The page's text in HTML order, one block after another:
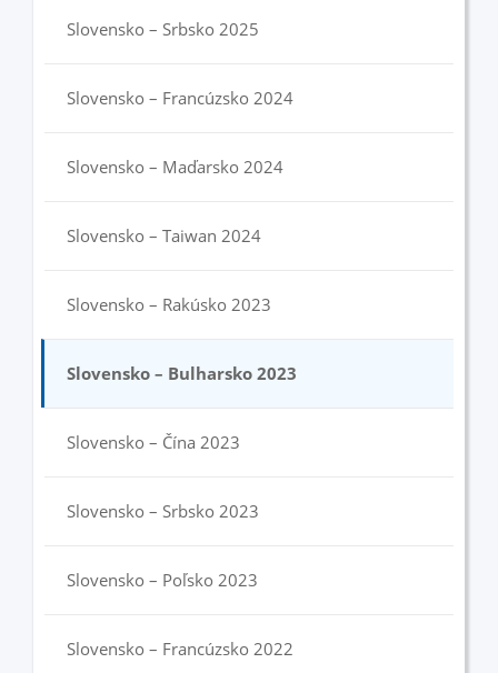
Slovensko – Srbsko 2025
Slovensko – Francúzsko 2024
Slovensko – Maďarsko 2024
Slovensko – Taiwan 2024
Slovensko – Rakúsko 2023
Slovensko – Bulharsko 2023
Slovensko – Čína 2023
Slovensko – Srbsko 2023
Slovensko – Poľsko 2023
Slovensko – Francúzsko 2022